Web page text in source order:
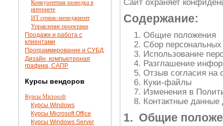
Конкурентная разведка в
интернете
ИТ сервис-менеджмент
Управление проектами
Продажи и работа с
клиентами
Программирование и СУБД
Дизайн, компьютерная
графика, САПР
Курсы вендоров
Курсы Microsoft
Курсы Windows
Курсы Microsoft Office
Курсы Windows Server
Сайт охраняет
Содержание:
Общие положения
Сбор
Использование
Разглашение
Отзыв согласия на
Куки-файлы
Изменения в
Контактные данные
1. Общие